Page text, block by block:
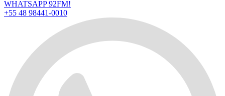
WHATSAPP 92FM!
+55 48 98441-0010